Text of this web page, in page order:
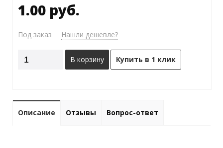
1.00 руб.
Под заказ Нашли дешевле?
В корзину Купить в 1 клик
Описание Отзывы Вопрос-ответ